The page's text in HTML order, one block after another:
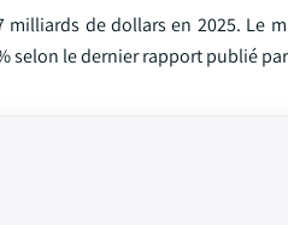
de dollars en 2025. Le
selon le dernier rapport publié